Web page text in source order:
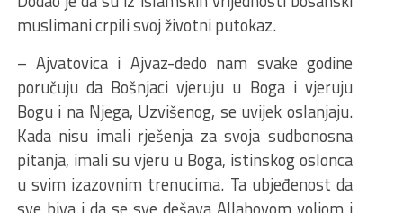
muslimani crpili svoj životni putokaz.
– Ajvatovica i Ajvaz-dedo nam svake godine
poručuju da Bošnjaci vjeruju u Boga i vjeruju
Bogu i na Njega, Uzvišenog, se uvijek oslanjaju.
Kada nisu imali rješenja za svoja sudbonosna
pitanja, imali su vjeru u Boga, istinskog oslonca
u svim izazovnim trenucima. Ta ubjeđenost da